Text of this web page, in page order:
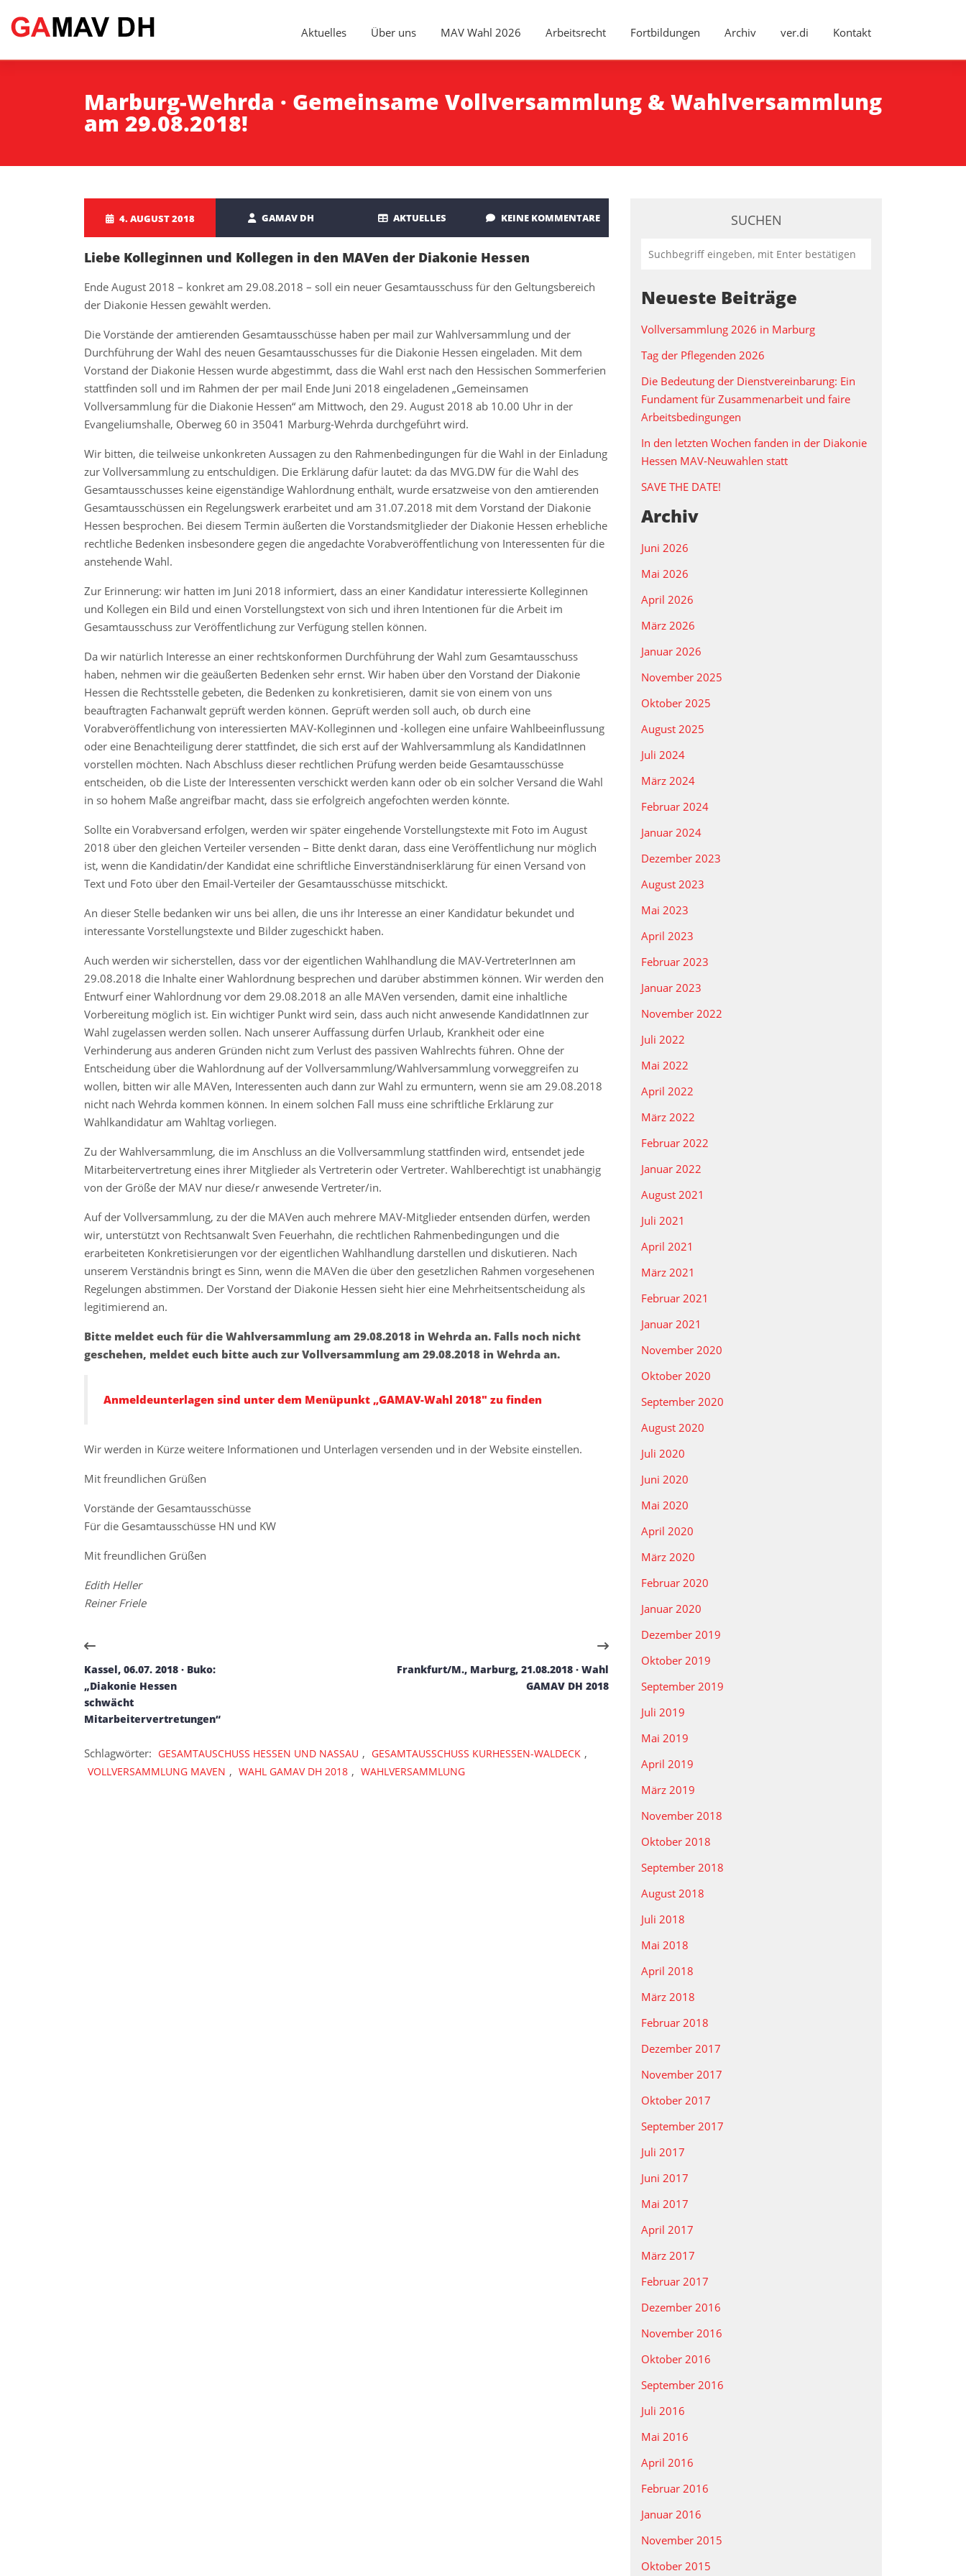
Aktuelles Über uns MAV Wahl 2026 Arbeitsrecht Fortbildungen Archiv ver.di Kontakt
Marburg-Wehrda · Gemeinsame Vollversammlung & Wahlversammlung
am 29.08.2018!
4. AUGUST 2018 GAMAV DH AKTUELLES KEINE KOMMENTARE
Liebe Kolleginnen und Kollegen in den MAVen der Diakonie Hessen
Ende August 2018 – konkret am 29.08.2018 – soll ein neuer Gesamtausschuss für den Geltungsbereich
der Diakonie Hessen gewählt werden.
Die Vorstände der amtierenden Gesamtausschüsse haben per mail zur Wahlversammlung und der
Durchführung der Wahl des neuen Gesamtausschusses für die Diakonie Hessen eingeladen. Mit dem
Vorstand der Diakonie Hessen wurde abgestimmt, dass die Wahl erst nach den Hessischen Sommerferien
stattfinden soll und im Rahmen der per mail Ende Juni 2018 eingeladenen „Gemeinsamen
Vollversammlung für die Diakonie Hessen“ am Mittwoch, den 29. August 2018 ab 10.00 Uhr in der
Evangeliumshalle, Oberweg 60 in 35041 Marburg-Wehrda durchgeführt wird.
Wir bitten, die teilweise unkonkreten Aussagen zu den Rahmenbedingungen für die Wahl in der Einladung
zur Vollversammlung zu entschuldigen. Die Erklärung dafür lautet: da das MVG.DW für die Wahl des
Gesamtausschusses keine eigenständige Wahlordnung enthält, wurde ersatzweise von den amtierenden
Gesamtausschüssen ein Regelungswerk erarbeitet und am 31.07.2018 mit dem Vorstand der Diakonie
Hessen besprochen. Bei diesem Termin äußerten die Vorstandsmitglieder der Diakonie Hessen erhebliche
rechtliche Bedenken insbesondere gegen die angedachte Vorabveröffentlichung von Interessenten für die
anstehende Wahl.
Zur Erinnerung: wir hatten im Juni 2018 informiert, dass an einer Kandidatur interessierte Kolleginnen
und Kollegen ein Bild und einen Vorstellungstext von sich und ihren Intentionen für die Arbeit im
Gesamtausschuss zur Veröffentlichung zur Verfügung stellen können.
Da wir natürlich Interesse an einer rechtskonformen Durchführung der Wahl zum Gesamtausschuss
haben, nehmen wir die geäußerten Bedenken sehr ernst. Wir haben über den Vorstand der Diakonie
Hessen die Rechtsstelle gebeten, die Bedenken zu konkretisieren, damit sie von einem von uns
beauftragten Fachanwalt geprüft werden können. Geprüft werden soll auch, ob durch eine
Vorabveröffentlichung von interessierten MAV-Kolleginnen und -kollegen eine unfaire Wahlbeeinflussung
oder eine Benachteiligung derer stattfindet, die sich erst auf der Wahlversammlung als KandidatInnen
vorstellen möchten. Nach Abschluss dieser rechtlichen Prüfung werden beide Gesamtausschüsse
entscheiden, ob die Liste der Interessenten verschickt werden kann oder ob ein solcher Versand die Wahl
in so hohem Maße angreifbar macht, dass sie erfolgreich angefochten werden könnte.
Sollte ein Vorabversand erfolgen, werden wir später eingehende Vorstellungstexte mit Foto im August
2018 über den gleichen Verteiler versenden – Bitte denkt daran, dass eine Veröffentlichung nur möglich
ist, wenn die Kandidatin/der Kandidat eine schriftliche Einverständniserklärung für einen Versand von
Text und Foto über den Email-Verteiler der Gesamtausschüsse mitschickt.
An dieser Stelle bedanken wir uns bei allen, die uns ihr Interesse an einer Kandidatur bekundet und
interessante Vorstellungstexte und Bilder zugeschickt haben.
Auch werden wir sicherstellen, dass vor der eigentlichen Wahlhandlung die MAV-VertreterInnen am
29.08.2018 die Inhalte einer Wahlordnung besprechen und darüber abstimmen können. Wir werden den
Entwurf einer Wahlordnung vor dem 29.08.2018 an alle MAVen versenden, damit eine inhaltliche
Vorbereitung möglich ist. Ein wichtiger Punkt wird sein, dass auch nicht anwesende KandidatInnen zur
Wahl zugelassen werden sollen. Nach unserer Auffassung dürfen Urlaub, Krankheit oder eine
Verhinderung aus anderen Gründen nicht zum Verlust des passiven Wahlrechts führen. Ohne der
Entscheidung über die Wahlordnung auf der Vollversammlung/Wahlversammlung vorweggreifen zu
wollen, bitten wir alle MAVen, Interessenten auch dann zur Wahl zu ermuntern, wenn sie am 29.08.2018
nicht nach Wehrda kommen können. In einem solchen Fall muss eine schriftliche Erklärung zur
Wahlkandidatur am Wahltag vorliegen.
Zu der Wahlversammlung, die im Anschluss an die Vollversammlung stattfinden wird, entsendet jede
Mitarbeitervertretung eines ihrer Mitglieder als Vertreterin oder Vertreter. Wahlberechtigt ist unabhängig
von der Größe der MAV nur diese/r anwesende Vertreter/in.
Auf der Vollversammlung, zu der die MAVen auch mehrere MAV-Mitglieder entsenden dürfen, werden
wir, unterstützt von Rechtsanwalt Sven Feuerhahn, die rechtlichen Rahmenbedingungen und die
erarbeiteten Konkretisierungen vor der eigentlichen Wahlhandlung darstellen und diskutieren. Nach
unserem Verständnis bringt es Sinn, wenn die MAVen die über den gesetzlichen Rahmen vorgesehenen
Regelungen abstimmen. Der Vorstand der Diakonie Hessen sieht hier eine Mehrheitsentscheidung als
legitimierend an.
Bitte meldet euch für die Wahlversammlung am 29.08.2018 in Wehrda an. Falls noch nicht
geschehen, meldet euch bitte auch zur Vollversammlung am 29.08.2018 in Wehrda an.
Anmeldeunterlagen sind unter dem Menüpunkt „GAMAV-Wahl 2018″ zu finden
Wir werden in Kürze weitere Informationen und Unterlagen versenden und in der Website einstellen.
Mit freundlichen Grüßen
Vorstände der Gesamtausschüsse
Für die Gesamtausschüsse HN und KW
Mit freundlichen Grüßen
Edith Heller
Reiner Friele
Kassel, 06.07. 2018 · Buko:
„Diakonie Hessen
schwächt
Mitarbeitervertretungen“
Frankfurt/M., Marburg, 21.08.2018 · Wahl
GAMAV DH 2018
Schlagwörter: GESAMTAUSCHUSS HESSEN UND NASSAU , GESAMTAUSSCHUSS KURHESSEN-WALDECK ,
VOLLVERSAMMLUNG MAVEN , WAHL GAMAV DH 2018 , WAHLVERSAMMLUNG
SUCHEN
Neueste Beiträge
Vollversammlung 2026 in Marburg
Tag der Pflegenden 2026
Die Bedeutung der Dienstvereinbarung: Ein
Fundament für Zusammenarbeit und faire
Arbeitsbedingungen
In den letzten Wochen fanden in der Diakonie
Hessen MAV‑Neuwahlen statt
SAVE THE DATE!
Archiv
Juni 2026
Mai 2026
April 2026
März 2026
Januar 2026
November 2025
Oktober 2025
August 2025
Juli 2024
März 2024
Februar 2024
Januar 2024
Dezember 2023
August 2023
Mai 2023
April 2023
Februar 2023
Januar 2023
November 2022
Juli 2022
Mai 2022
April 2022
März 2022
Februar 2022
Januar 2022
August 2021
Juli 2021
April 2021
März 2021
Februar 2021
Januar 2021
November 2020
Oktober 2020
September 2020
August 2020
Juli 2020
Juni 2020
Mai 2020
April 2020
März 2020
Februar 2020
Januar 2020
Dezember 2019
Oktober 2019
September 2019
Juli 2019
Mai 2019
April 2019
März 2019
November 2018
Oktober 2018
September 2018
August 2018
Juli 2018
Mai 2018
April 2018
März 2018
Februar 2018
Dezember 2017
November 2017
Oktober 2017
September 2017
Juli 2017
Juni 2017
Mai 2017
April 2017
März 2017
Februar 2017
Dezember 2016
November 2016
Oktober 2016
September 2016
Juli 2016
Mai 2016
April 2016
Februar 2016
Januar 2016
November 2015
Oktober 2015